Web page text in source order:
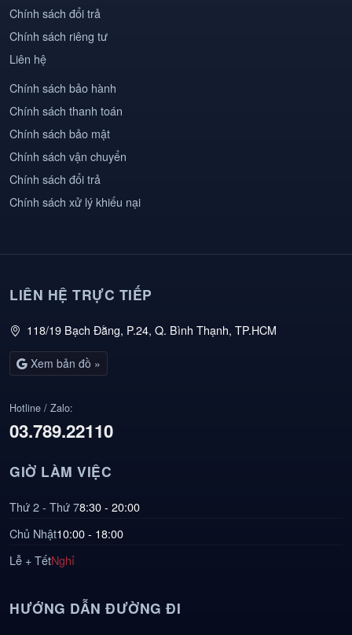
Chính sách đổi trả
Chính sách riêng tư
Liên hệ
Chính sách bảo hành
Chính sách thanh toán
Chính sách bảo mật
Chính sách vận chuyển
Chính sách đổi trả
Chính sách xử lý khiếu nại
LIÊN HỆ TRỰC TIẾP
118/19 Bạch Đằng, P.24, Q. Bình Thạnh, TP.HCM
Xem bản đồ »
Hotline / Zalo:
03.789.22110
GIỜ LÀM VIỆC
Thứ 2 - Thứ 78:30 - 20:00
Chủ Nhật10:00 - 18:00
Lễ + TếtNghỉ
HƯỚNG DẪN ĐƯỜNG ĐI